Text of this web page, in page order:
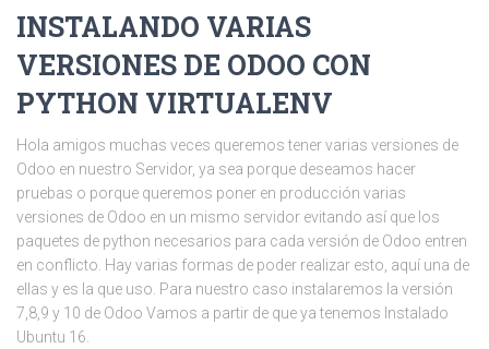
INSTALANDO VARIAS
VERSIONES DE ODOO CON
PYTHON VIRTUALENV
Hola amigos muchas veces queremos tener varias versiones de
Odoo en nuestro Servidor, ya sea porque deseamos hacer
pruebas o porque queremos poner en producción varias
versiones de Odoo en un mismo servidor evitando así que los
paquetes de python necesarios para cada versión de Odoo entren
en conflicto. Hay varias formas de poder realizar esto, aquí una de
ellas y es la que uso. Para nuestro caso instalaremos la versión
7,8,9 y 10 de Odoo Vamos a partir de que ya tenemos Instalado
Ubuntu 16.